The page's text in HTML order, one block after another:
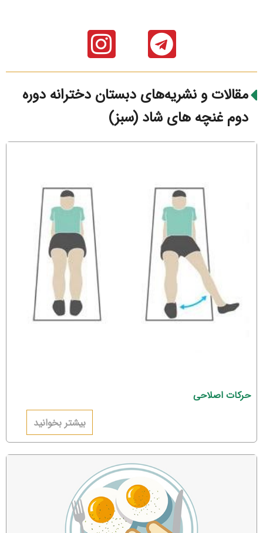
مقالات و نشریه‌های دبستان دخترانه دوره
دوم غنچه های شاد (سبز)
حرکات اصلاحی
بیشتر بخوانید